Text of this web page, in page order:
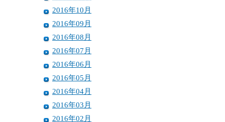
2016年10月
2016年09月
2016年08月
2016年07月
2016年06月
2016年05月
2016年04月
2016年03月
2016年02月